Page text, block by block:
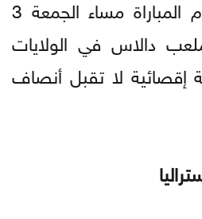
نحو دور الـ16. وتقام المباراة مساء الجمعة 3
على ملعب دالاس في الولايات
إقصائية لا تقبل أنصاف